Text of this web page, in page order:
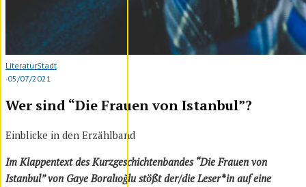
LiteraturStadt
·05/07/2021
Wer sind “Die Frauen von Istanbul”?
Einblicke in den Erzählband
Im Klappentext des Kurzgeschichtenbandes “Die Frauen von
Istanbul” von Gaye Boralıoğlu stößt der/die Leser*in auf eine